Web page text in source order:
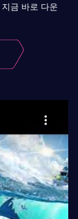
금 바로 다운